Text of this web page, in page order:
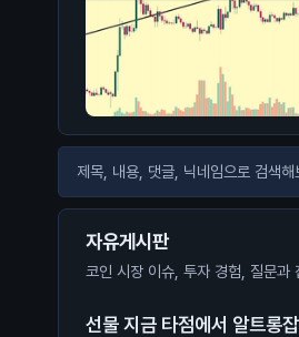
자유게시판
코인 시장 이슈, 투자 경험, 질문과
선물 지금 타점에서 알트롱